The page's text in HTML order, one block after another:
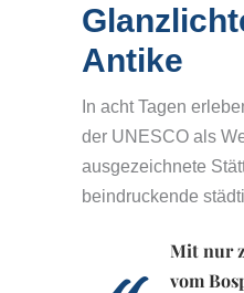
Antike
In acht Tagen
der UNESCO als
ausgezeichnete
beindruckende
Mit nur
vom